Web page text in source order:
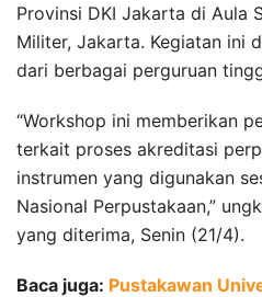
Provinsi DKI Jakarta di Aula
Militer, Jakarta. Kegiatan ini
dari berbagai perguruan
“Workshop ini memberikan
terkait proses akreditasi
instrumen yang digunakan
Nasional Perpustakaan,”
yang diterima, Senin (21/4).
Baca juga: Pustakawan